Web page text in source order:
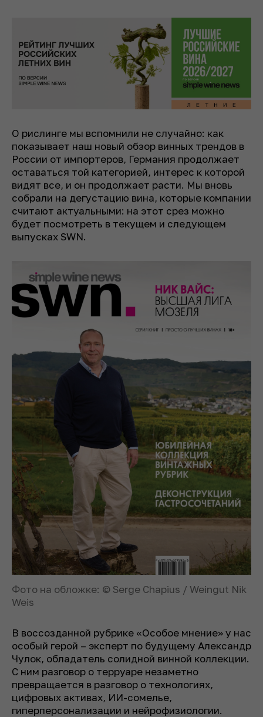
О рислинге мы вспомнили не случайно: как
показывает наш новый обзор винных трендов в
России от импортеров, Германия продолжает
оставаться той категорией, интерес к которой
видят все, и он продолжает расти. Мы вновь
собрали на дегустацию вина, которые компании
считают актуальными: на этот срез можно
будет посмотреть в текущем и следующем
выпусках SWN.
Фото на обложке: © Serge Chapius / Weingut Nik
Weis
В воссозданной рубрике «Особое мнение» у нас
особый герой – эксперт по будущему Александр
Чулок, обладатель солидной винной коллекции.
С ним разговор о терруаре незаметно
превращается в разговор о технологиях,
цифровых активах, ИИ-сомелье,
гиперперсонализации и нейрофизиологии.